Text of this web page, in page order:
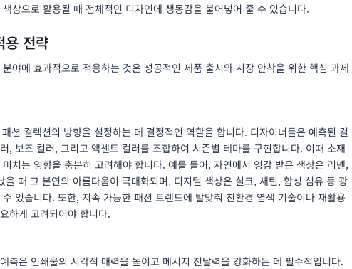
상으로 활용될 때 전체적인 디자인에 생동감을 불어넣어 줄 수 있습니다.
용 전략
야에 효과적으로 적용하는 것은 성공적인 제품 출시와 시장 안착을 위한 핵심 과제
션 컬렉션의 방향을 설정하는 데 결정적인 역할을 합니다. 디자이너들은 예측된 컬
, 보조 컬러, 그리고 액센트 컬러를 조합하여 시즌별 테마를 구현합니다. 이때 소재
치는 영향을 충분히 고려해야 합니다. 예를 들어, 자연에서 영감 받은 색상은 리넨,
을 때 그 본연의 아름다움이 극대화되며, 디지털 색상은 실크, 새틴, 합성 섬유 등 광
있습니다. 또한, 지속 가능한 패션 트렌드에 발맞춰 친환경 염색 기술이나 재활용
하게 고려되어야 합니다.
측은 인쇄물의 시각적 매력을 높이고 메시지 전달력을 강화하는 데 필수적입니다.